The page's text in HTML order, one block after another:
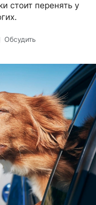
стоит перенять у
Обсудить